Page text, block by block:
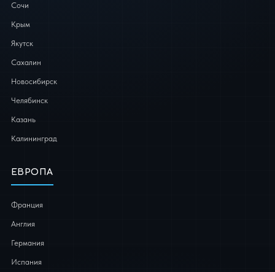
Сочи
Крым
Якутск
Сахалин
Новосибирск
Челябинск
Казань
Калининград
ЕВРОПА
Франция
Англия
Германия
Испания